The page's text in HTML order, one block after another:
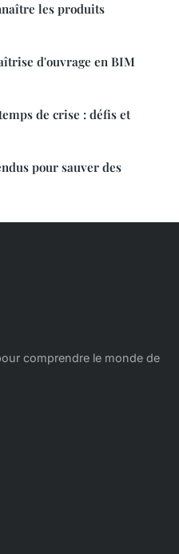
les produits
d'ouvrage en BIM
de crise : défis et
pour sauver des
comprendre le monde de